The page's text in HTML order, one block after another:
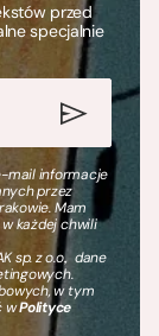
przed
specjalnie
mail informacje
przez
Mam
każdej chwili
sp. z o.o., dane
w tym
wPolityce